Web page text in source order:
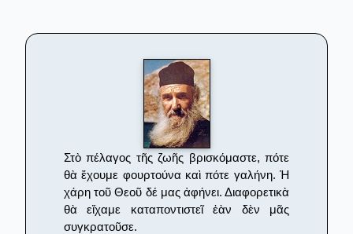
Στὸ πέλαγος τῆς ζωῆς βρισκόμαστε, πότε
θὰ ἔχουμε φουρτούνα καὶ πότε γαλήνη. Ἡ
χάρη τοῦ Θεοῦ δέ μας ἀφήνει. Διαφορετικὰ
θὰ εἴχαμε καταποντιστεῖ ἐὰν δὲν μᾶς
συγκρατοῦσε.